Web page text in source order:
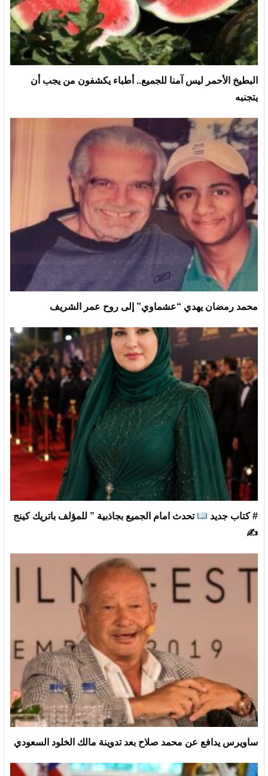
البطيخ الأحمر ليس آمنا للجميع.. أطباء يكشفون من يجب أن
يتجنبه
محمد رمضان يهدي “عشماوي” إلى روح عمر الشريف
# كتاب جديد
تحدث امام الجميع بجاذبية ” للمؤلف باتريك كينج
✍
ساويرس يدافع عن محمد صلاح بعد تدوينة مالك الخلود السعودي